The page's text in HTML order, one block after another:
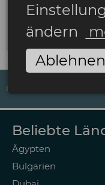
IMPRESSUM
Beliebte
Ägypten
Bulgarien
ändern
Ablehnen